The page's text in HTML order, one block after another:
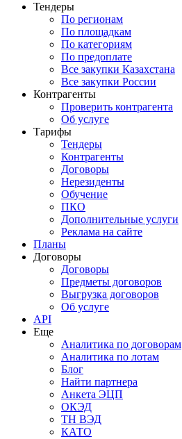
Тендеры
По регионам
По площадкам
По категориям
По предоплате
Все закупки Казахстана
Все закупки России
Контрагенты
Проверить контрагента
Об услуге
Тарифы
Тендеры
Контрагенты
Договоры
Нерезиденты
Обучение
ПКО
Дополнительные услуги
Реклама на сайте
Планы
Договоры
Договоры
Предметы договоров
Выгрузка договоров
Об услуге
API
Еще
Аналитика по договорам
Аналитика по лотам
Блог
Найти партнера
Анкета ЭЦП
ОКЭД
ТН ВЭД
КАТО